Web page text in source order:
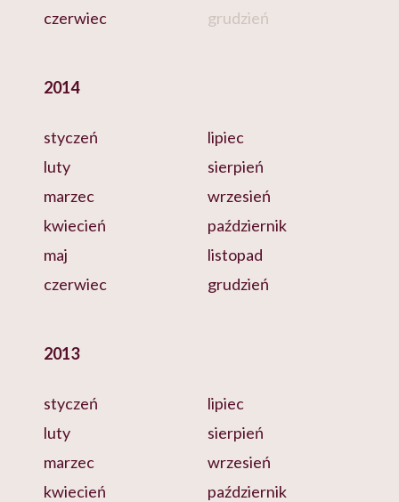
czerwiec grudzień
2014
styczeń
luty
marzec
kwiecień
maj
czerwiec
lipiec
sierpień
wrzesień
październik
listopad
grudzień
2013
styczeń
luty
marzec
kwiecień
lipiec
sierpień
wrzesień
październik